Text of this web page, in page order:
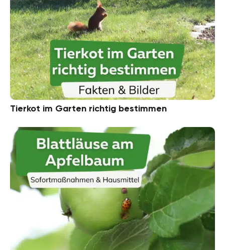
Tierkot im Garten richtig bestimmen